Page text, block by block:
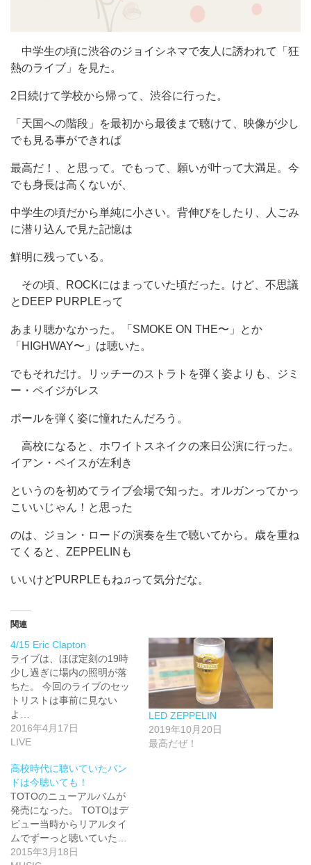
中学生の頃に渋谷のジョイシネマで友人に誘われて「狂
熱のライブ」を見た。
2日続けて学校から帰って、渋谷に行った。
「天国への階段」を最初から最後まで聴けて、映像が少し
でも見る事ができれば
最高だ！、と思って。でもって、願いが叶って大満足。今
でも身長は高くないが、
中学生の頃だから単純に小さい。背伸びをしたり、人ごみ
に潜り込んで見た記憶は
鮮明に残っている。
その頃、ROCKにはまっていた頃だった。けど、不思議
とDEEP PURPLEって
あまり聴かなかった。「SMOKE ON THE〜」とか
「HIGHWAY〜」は聴いた。
でもそれだけ。リッチーのストラトを弾く姿よりも、ジミ
ー・ペイジがレス
ポールを弾く姿に憧れたんだろう。
高校になると、ホワイトスネイクの来日公演に行った。
イアン・ペイスが左利き
というのを初めてライブ会場で知った。オルガンってかっ
こいいじゃん！と思った
のは、ジョン・ロードの演奏を生で聴いてから。歳を重ね
てくると、ZEPPELINも
いいけどPURPLEもね♫って気分だな。
関連
4/15 Eric Clapton
ライブは、ほぼ定刻の19時
少し過ぎに場内の照明が落
ちた。 今回のライブのセッ
トリストは事前に見ない
よ…
2016年4月17日
LIVE
LED ZEPPELIN
2019年10月20日
最高だぜ！
高校時代に聴いていたバン
ドは今聴いても！
TOTOのニューアルバムが
発売になった。 TOTOはデ
ビュー当時からリアルタイ
ムでずーっと聴いていた…
2015年3月18日